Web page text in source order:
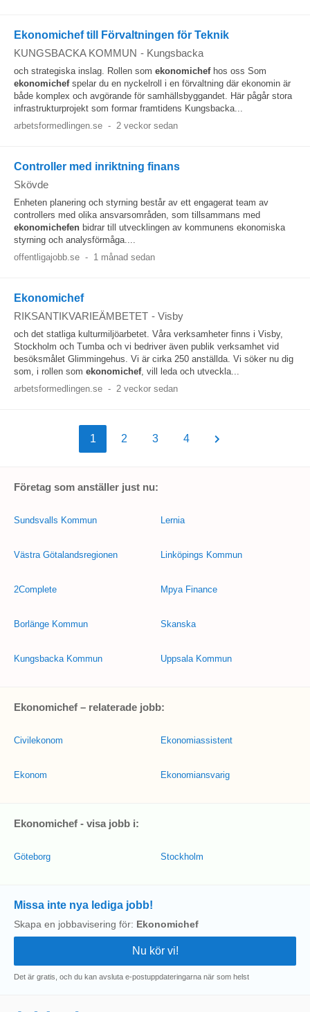
Ekonomichef till Förvaltningen för Teknik
KUNGSBACKA KOMMUN - Kungsbacka
och strategiska inslag. Rollen som ekonomichefhos oss Som
ekonomichefspelar du en nyckelroll i en förvaltning där ekonomin är
både komplex och avgörande för samhällsbyggandet. Här pågår stora
infrastrukturprojekt som formar framtidens Kungsbacka...
arbetsformedlingen.se - 2 veckor sedan
Controller med inriktning finans
Skövde
Enheten planering och styrning består av ett engagerat team av
controllers med olika ansvarsområden, som tillsammans med
ekonomichefen bidrar till utvecklingen av kommunens ekonomiska
styrning och analysförmåga....
offentligajobb.se - 1 månad sedan
Ekonomichef
RIKSANTIKVARIEÄMBETET - Visby
och det statliga kulturmiljöarbetet. Våra verksamheter finns i Visby,
Stockholm och Tumba och vi bedriver även publik verksamhet vid
besöksmålet Glimmingehus. Vi är cirka 250 anställda. Vi söker nu dig
som, i rollen som ekonomichef, vill leda och utveckla...
arbetsformedlingen.se - 2 veckor sedan
1 2 3 4
Företag som anställer just nu:
Sundsvalls Kommun
Västra Götalandsregionen
2Complete
Borlänge Kommun
Kungsbacka Kommun
Lernia
Linköpings Kommun
Mpya Finance
Skanska
Uppsala Kommun
Ekonomichef – relaterade jobb:
Civilekonom
Ekonom
Ekonomiassistent
Ekonomiansvarig
Ekonomichef - visa jobb i:
Göteborg Stockholm
Missa inte nya lediga jobb!
Skapa en jobbavisering för: Ekonomichef
Det är gratis, och du kan avsluta e-postuppdateringarna när som helst